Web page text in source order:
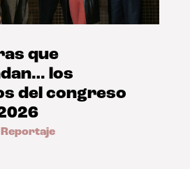
que
los
del congreso
Reportaje